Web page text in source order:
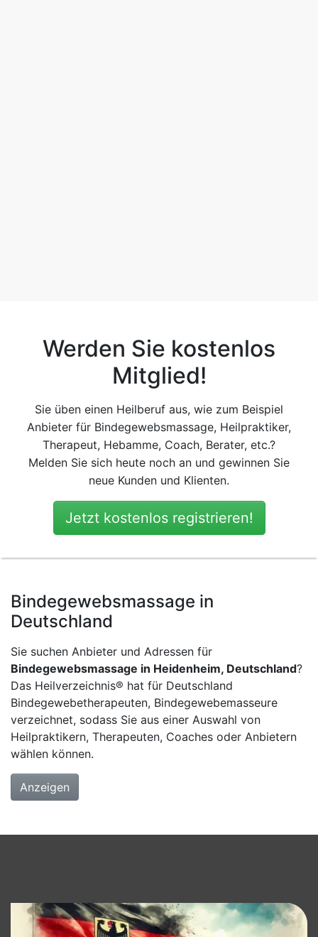
Werden Sie kostenlos
Mitglied!
Sie üben einen Heilberuf aus, wie zum Beispiel
Anbieter für Bindegewebsmassage, Heilpraktiker,
Therapeut, Hebamme, Coach, Berater, etc.?
Melden Sie sich heute noch an und gewinnen Sie
neue Kunden und Klienten.
Jetzt kostenlos registrieren!
Bindegewebsmassage in
Deutschland
Sie suchen Anbieter und Adressen für
Bindegewebsmassage in Heidenheim, Deutschland?
Das Heilverzeichnis® hat für Deutschland
Bindegewebetherapeuten, Bindegewebemasseure
verzeichnet, sodass Sie aus einer Auswahl von
Heilpraktikern, Therapeuten, Coaches oder Anbietern
wählen können.
Anzeigen